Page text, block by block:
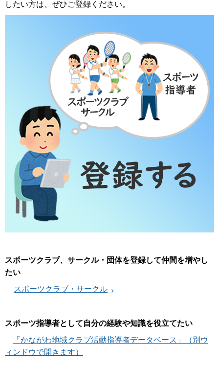
したい方は、ぜひご登録ください。
スポーツクラブ、サークル・団体を登録して仲間を増やし
たい
スポーツクラブ・サークル
スポーツ指導者として自分の経験や知識を役立てたい
「かながわ地域クラブ活動指導者データベース」（別ウ
ィンドウで開きます）